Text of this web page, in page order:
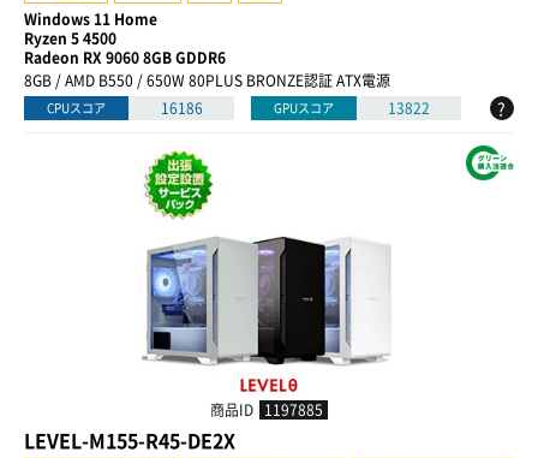
Windows 11 Home
Ryzen 5 4500
Radeon RX 9060 8GB GDDR6
8GB / AMD B550 / 650W 80PLUS BRONZE認証 ATX電源
CPUスコア 16186 GPUスコア 13822 ?
商品ID 1197885
LEVEL-M155-R45-DE2X